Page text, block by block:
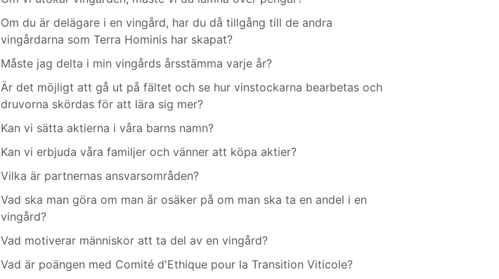
Om du är delägare i en vingård, har du då tillgång till de andra
vingårdarna som Terra Hominis har skapat?
Måste jag delta i min vingårds årsstämma varje år?
Är det möjligt att gå ut på fältet och se hur vinstockarna bearbetas och
druvorna skördas för att lära sig mer?
Kan vi sätta aktierna i våra barns namn?
Kan vi erbjuda våra familjer och vänner att köpa aktier?
Vilka är partnernas ansvarsområden?
Vad ska man göra om man är osäker på om man ska ta en andel i en
vingård?
Vad motiverar människor att ta del av en vingård?
Vad är poängen med Comité d'Ethique pour la Transition Viticole?